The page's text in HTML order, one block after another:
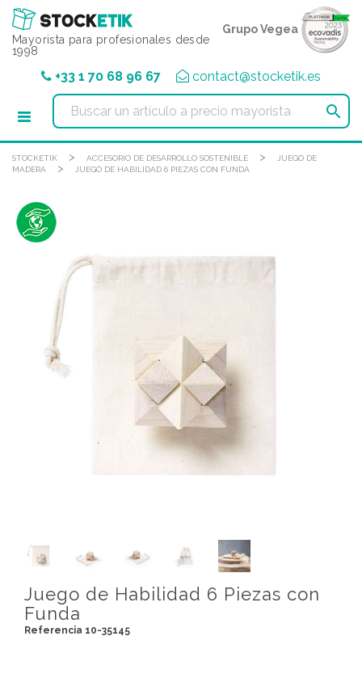
Mayorista para profesionales desde
1998
Grupo Vegea
+33 1 70 68 96 67 contact@stocketik.es

STOCKETIK > ACCESORIO DE DESARROLLO SOSTENIBLE >
JUEGO DE
MADERA
> JUEGO DE HABILIDAD 6 PIEZAS CON FUNDA
Juego de Habilidad 6 Piezas con
Funda
Referencia 10-35145
Panel de gestión de cookies